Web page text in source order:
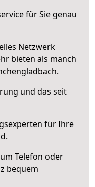
für Sie genau
Netzwerk
bieten als manch
und das seit
für Ihre
Telefon oder
bequem